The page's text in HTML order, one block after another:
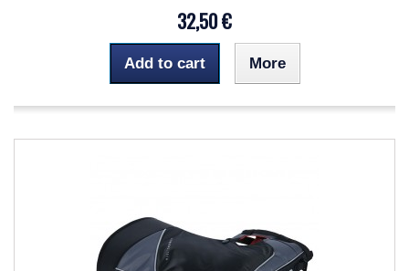
32,50 €
Add to cart More